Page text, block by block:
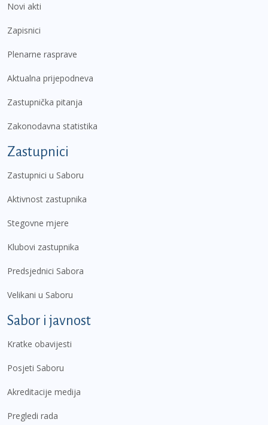
Novi akti
Zapisnici
Plenarne rasprave
Aktualna prijepodneva
Zastupnička pitanja
Zakonodavna statistika
Zastupnici
Zastupnici u Saboru
Aktivnost zastupnika
Stegovne mjere
Klubovi zastupnika
Predsjednici Sabora
Velikani u Saboru
Sabor i javnost
Kratke obavijesti
Posjeti Saboru
Akreditacije medija
Pregledi rada